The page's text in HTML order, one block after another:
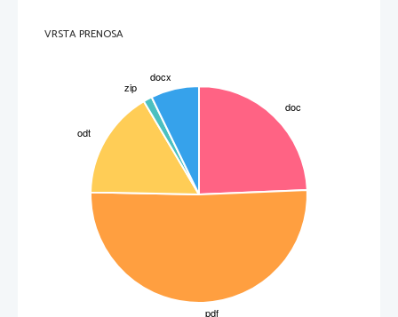
LITERATURA:
VRSTA PRENOSA